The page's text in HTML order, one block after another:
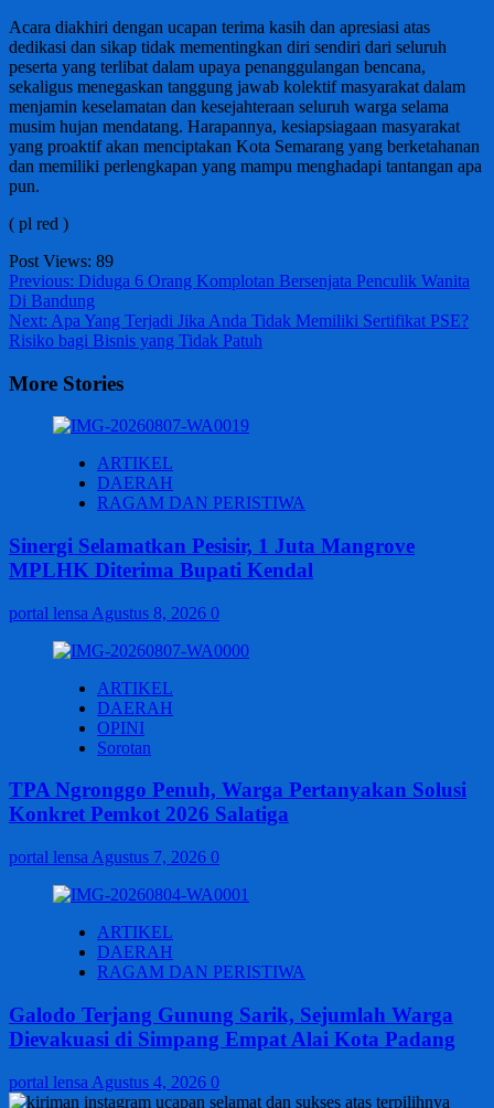
Acara diakhiri dengan ucapan terima kasih dan apresiasi atas
dedikasi dan sikap tidak mementingkan diri sendiri dari seluruh
peserta yang terlibat dalam upaya penanggulangan bencana,
sekaligus menegaskan tanggung jawab kolektif masyarakat dalam
menjamin keselamatan dan kesejahteraan seluruh warga selama
musim hujan mendatang. Harapannya, kesiapsiagaan masyarakat
yang proaktif akan menciptakan Kota Semarang yang berketahanan
dan memiliki perlengkapan yang mampu menghadapi tantangan apa
pun.
( pl red )
Post Views: 89
Post
navigation
Previous: Diduga 6 Orang Komplotan Bersenjata Penculik Wanita
Di Bandung
Next: Apa Yang Terjadi Jika Anda Tidak Memiliki Sertifikat PSE?
Risiko bagi Bisnis yang Tidak Patuh
More Stories
ARTIKEL
DAERAH
RAGAM DAN PERISTIWA
Sinergi Selamatkan Pesisir, 1 Juta Mangrove
MPLHK Diterima Bupati Kendal
portal lensa Agustus 8, 2026 0
ARTIKEL
DAERAH
OPINI
Sorotan
TPA Ngronggo Penuh, Warga Pertanyakan Solusi
Konkret Pemkot 2026 Salatiga
portal lensa Agustus 7, 2026 0
ARTIKEL
DAERAH
RAGAM DAN PERISTIWA
Galodo Terjang Gunung Sarik, Sejumlah Warga
Dievakuasi di Simpang Empat Alai Kota Padang
portal lensa Agustus 4, 2026 0